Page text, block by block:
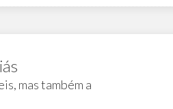
mas também a